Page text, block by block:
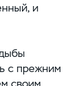
и
с прежним